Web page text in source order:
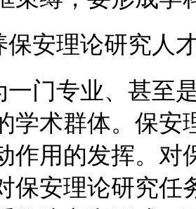
保安理论研究人
一门专业、甚至
学术群体。保安
作用的发挥。对
保安理论研究任